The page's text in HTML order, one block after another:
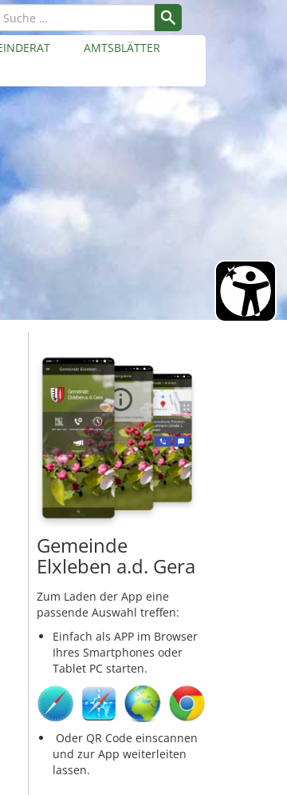
AMTSBLÄTTER
Gemeinde
Elxleben a.d. Gera
Zum Laden der App eine
passende Auswahl treffen:
Einfach als APP im Browser
Ihres Smartphones oder
Tablet PC starten.
Oder QR Code einscannen
und zur App weiterleiten
lassen.